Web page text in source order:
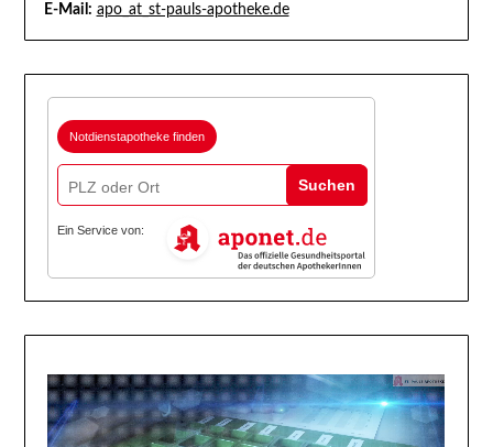
E-Mail: apo_at_st-pauls-apotheke.de
Notdienstapotheke finden
Suchen
Ein Service von: